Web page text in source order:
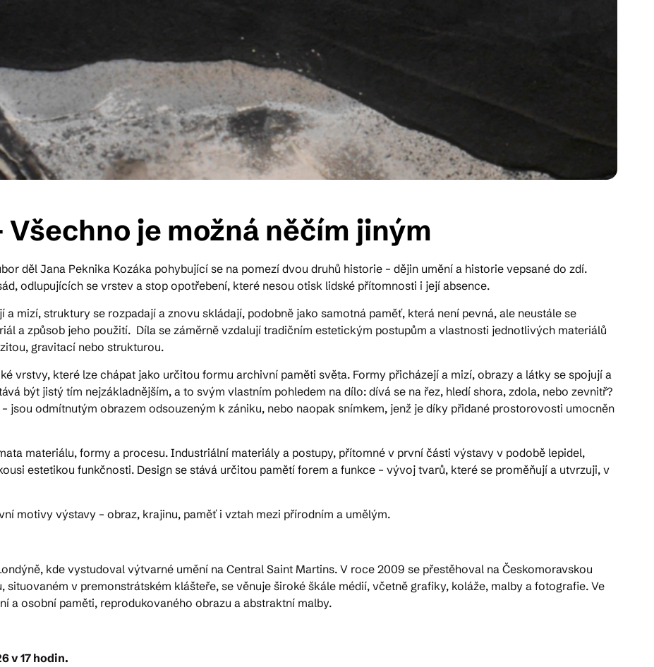
Všechno je možná něčím jiným
děl Jana Peknika Kozáka pohybující se na pomezí dvou druhů historie – dějin umění a historie vepsané do zdí.
odlupujících se vrstev a stop opotřebení, které nesou otisk lidské přítomnosti i její absence.
mizí, struktury se rozpadají a znovu skládají, podobně jako samotná paměť, která není pevná, ale neustále se
a způsob jeho použití. Díla se záměrně vzdalují tradičním estetickým postupům a vlastnosti jednotlivých materiálů
gravitací nebo strukturou.
vrstvy, které lze chápat jako určitou formu archivní paměti světa. Formy přicházejí a mizí, obrazy a látky se spojují a
být jistý tím nejzákladnějším, a to svým vlastním pohledem na dílo: dívá se na řez, hledí shora, zdola, nebo zevnitř?
jsou odmítnutým obrazem odsouzeným k zániku, nebo naopak snímkem, jenž je díky přidané prostorovosti umocněn
materiálu, formy a procesu. Industriální materiály a postupy, přítomné v první části výstavy v podobě lepidel,
estetikou funkčnosti. Design se stává určitou pamětí forem a funkce – vývoj tvarů, které se proměňují a utvrzuji, v
motivy výstavy – obraz, krajinu, paměť i vztah mezi přírodním a umělým.
kde vystudoval výtvarné umění na Central Saint Martins. V roce 2009 se přestěhoval na Českomoravskou
v premonstrátském klášteře, se věnuje široké škále médií, včetně grafiky, koláže, malby a fotografie. Ve
a osobní paměti, reprodukovaného obrazu a abstraktní malby.
v 17 hodin.